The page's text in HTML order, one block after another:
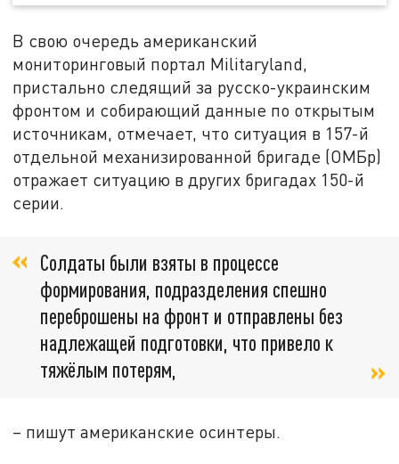
В свою очередь американский
мониторинговый портал Militaryland,
пристально следящий за русско-украинским
фронтом и собирающий данные по открытым
источникам, отмечает, что ситуация в 157-й
отдельной механизированной бригаде (ОМБр)
отражает ситуацию в других бригадах 150-й
серии.
Солдаты были взяты в процессе
формирования, подразделения спешно
переброшены на фронт и отправлены без
надлежащей подготовки, что привело к
тяжёлым потерям,
– пишут американские осинтеры.